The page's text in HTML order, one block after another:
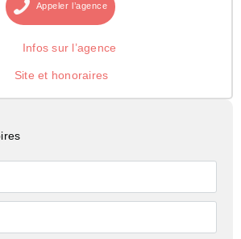
Appeler l’agence
Infos sur l’agence
Site et honoraires